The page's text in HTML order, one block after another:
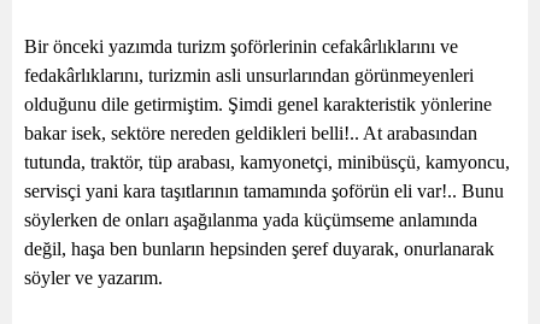
Bir önceki yazımda turizm şoförlerinin cefakârlıklarını ve
fedakârlıklarını, turizmin asli unsurlarından görünmeyenleri
olduğunu dile getirmiştim. Şimdi genel karakteristik yönlerine
bakar isek, sektöre nereden geldikleri belli!.. At arabasından
tutunda, traktör, tüp arabası, kamyonetçi, minibüsçü, kamyoncu,
servisçi yani kara taşıtlarının tamamında şoförün eli var!.. Bunu
söylerken de onları aşağılanma yada küçümseme anlamında
değil, haşa ben bunların hepsinden şeref duyarak, onurlanarak
söyler ve yazarım.